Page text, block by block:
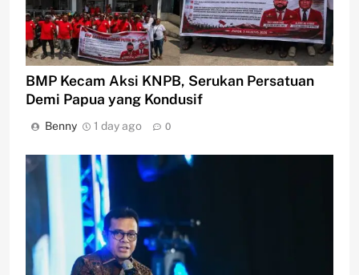
BMP Kecam Aksi KNPB, Serukan Persatuan
Demi Papua yang Kondusif
Benny 1 day ago 0